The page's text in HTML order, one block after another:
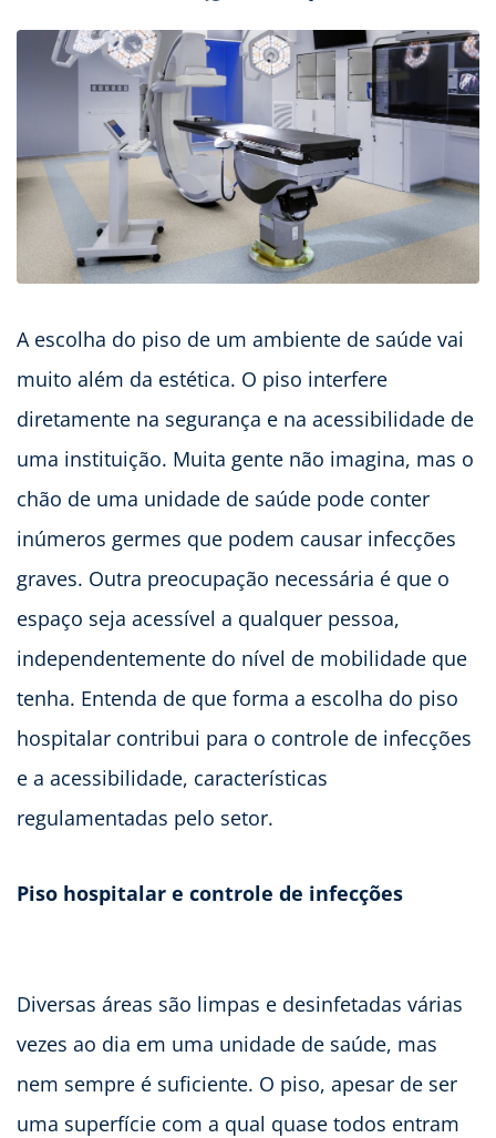
A escolha do piso de um ambiente de saúde vai
muito além da estética. O piso interfere
diretamente na segurança e na acessibilidade de
uma instituição. Muita gente não imagina, mas o
chão de uma unidade de saúde pode conter
inúmeros germes que podem causar infecções
graves. Outra preocupação necessária é que o
espaço seja acessível a qualquer pessoa,
independentemente do nível de mobilidade que
tenha. Entenda de que forma a escolha do piso
hospitalar contribui para o controle de infecções
e a acessibilidade, características
regulamentadas pelo setor.
Piso hospitalar e controle de infecções
Diversas áreas são limpas e desinfetadas várias
vezes ao dia em uma unidade de saúde, mas
nem sempre é suficiente. O piso, apesar de ser
uma superfície com a qual quase todos entram